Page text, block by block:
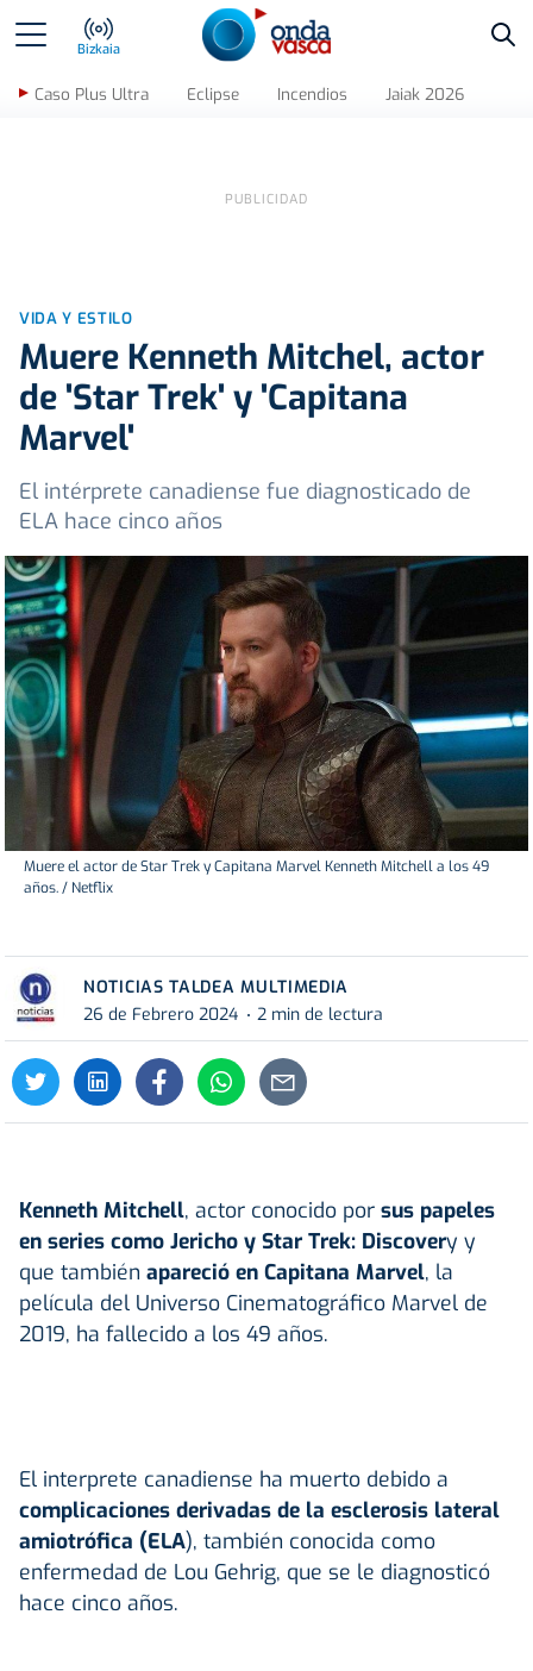
Bizkaia
Caso Plus Ultra Eclipse Incendios Jaiak 2026
VIDA Y ESTILO
Muere Kenneth Mitchel, actor
de 'Star Trek' y 'Capitana
Marvel'
El intérprete canadiense fue diagnosticado de
ELA hace cinco años
Muere el actor de Star Trek y Capitana Marvel Kenneth Mitchell a los 49
años. / Netflix
NOTICIAS TALDEA MULTIMEDIA
26 de Febrero 2024
2 min de lectura
Kenneth Mitchell, actor conocido por sus papeles
en series como Jericho y Star Trek: Discovery y
que también apareció en Capitana Marvel, la
película del Universo Cinematográfico Marvel de
2019, ha fallecido a los 49 años.
El interprete canadiense ha muerto debido a
complicaciones derivadas de la esclerosis lateral
amiotrófica (ELA), también conocida como
enfermedad de Lou Gehrig, que se le diagnosticó
hace cinco años.